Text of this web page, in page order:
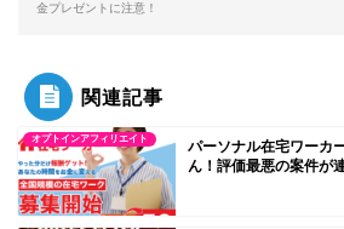
金プレゼントに注意！
関連記事
オプトインアフィリエイト
パーソナル在宅ワーカ
ん！評価最悪の案件が